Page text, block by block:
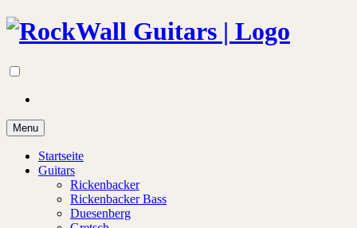
Menu
Startseite
Guitars
Rickenbacker
Rickenbacker Bass
Duesenberg